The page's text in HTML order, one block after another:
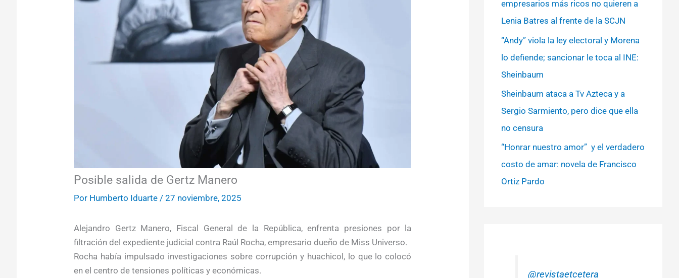
Posible salida de Gertz Manero
Por Humberto Iduarte / 27 noviembre, 2025
Alejandro Gertz Manero, Fiscal General de la República, enfrenta presiones por la
filtración del expediente judicial contra Raúl Rocha, empresario dueño de Miss Universo.
Rocha había impulsado investigaciones sobre corrupción y huachicol, lo que lo colocó
en el centro de tensiones políticas y económicas.
empresarios más ricos no quieren a
Lenia Batres al frente de la SCJN
“Andy” viola la ley electoral y Morena
lo defiende; sancionar le toca al INE:
Sheinbaum
Sheinbaum ataca a Tv Azteca y a
Sergio Sarmiento, pero dice que ella
no censura
“Honrar nuestro amor” y el verdadero
costo de amar: novela de Francisco
Ortiz Pardo
@revistaetcetera